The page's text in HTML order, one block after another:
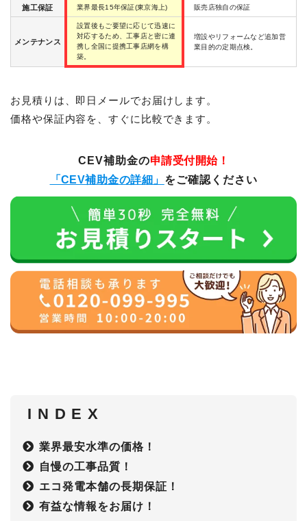
施工保証 業界最長15年保証(東京海上) 販売店独自の保証
メンテナンス
設置後もご要望に応じて迅速に
対応するため、工事店と密に連
携し全国に提携工事店網を構
築。
増設やリフォームなど追加営
業目的の定期点検。
お見積りは、即日メールでお届けします。
価格や保証内容を、すぐに比較できます。
CEV補助金の申請受付開始！
「CEV補助金の詳細」 をご確認ください
I N D E X
業界最安水準の価格！
自慢の工事品質！
エコ発電本舗の長期保証！
有益な情報をお届け！